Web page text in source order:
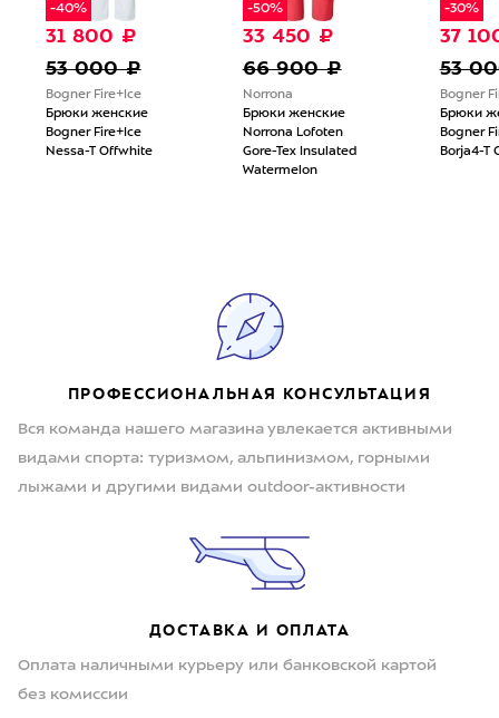
-40%
31 800 ₽
53 000 ₽
Bogner Fire+Ice
Брюки женские
Bogner Fire+Ice
Nessa-T Offwhite
-50%
33 450 ₽
66 900 ₽
Norrona
Брюки женские
Norrona Lofoten
Gore-Tex Insulated
Watermelon
-30%
37
53
Bogner
Брюки
Bogner
Borja4-T
ПРОФЕССИОНАЛЬНАЯ КОНСУЛЬТАЦИЯ
Вся команда нашего магазина увлекается активными
видами спорта: туризмом, альпинизмом, горными
лыжами и другими видами outdoor-активности
ДОСТАВКА И ОПЛАТА
Оплата наличными курьеру или банковской картой
без комиссии